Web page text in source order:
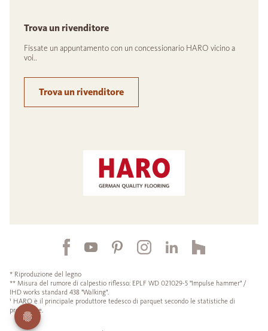
Trova un rivenditore
Fissate un appuntamento con un concessionario HARO vicino a
voi..
Trova un rivenditore
* Riproduzione del legno
** Misura del rumore di calpestio riflesso: EPLF WD 021029-5 "Impulse hammer" /
IHD works standard 438 "Walking".
¹ HARO è il principale produttore tedesco di parquet secondo le statistiche di
produzione.